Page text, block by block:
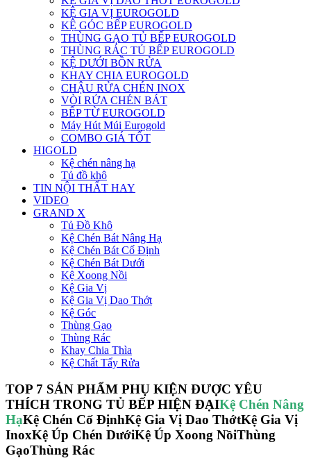
KỆ GIA VỊ EUROGOLD
KỆ GÓC BẾP EUROGOLD
THÙNG GẠO TỦ BẾP EUROGOLD
THÙNG RÁC TỦ BẾP EUROGOLD
KỆ DƯỚI BỒN RỬA
KHAY CHIA EUROGOLD
CHẬU RỬA CHÉN INOX
VÒI RỬA CHÉN BÁT
BẾP TỪ EUROGOLD
Máy Hút Múi Eurogold
COMBO GIÁ TỐT
HIGOLD
Kệ chén nâng hạ
Tủ đồ khô
TIN NỘI THẤT HAY
VIDEO
GRAND X
Tủ Đồ Khô
Kệ Chén Bát Nâng Hạ
Kệ Chén Bát Cố Định
Kệ Chén Bát Dưới
Kệ Xoong Nồi
Kệ Gia Vị
Kệ Gia Vị Dao Thớt
Kệ Góc
Thùng Gạo
Thùng Rác
Khay Chia Thìa
Kệ Chất Tẩy Rửa
TOP 7 SẢN PHẨM PHỤ KIỆN ĐƯỢC YÊU
THÍCH TRONG TỦ BẾP HIỆN ĐẠIKệ Chén Nâng
HạKệ Chén Cố ĐịnhKệ Gia Vị Dao ThớtKệ Gia Vị
InoxKệ Úp Chén DướiKệ Úp Xoong NồiThùng
GạoThùng Rác